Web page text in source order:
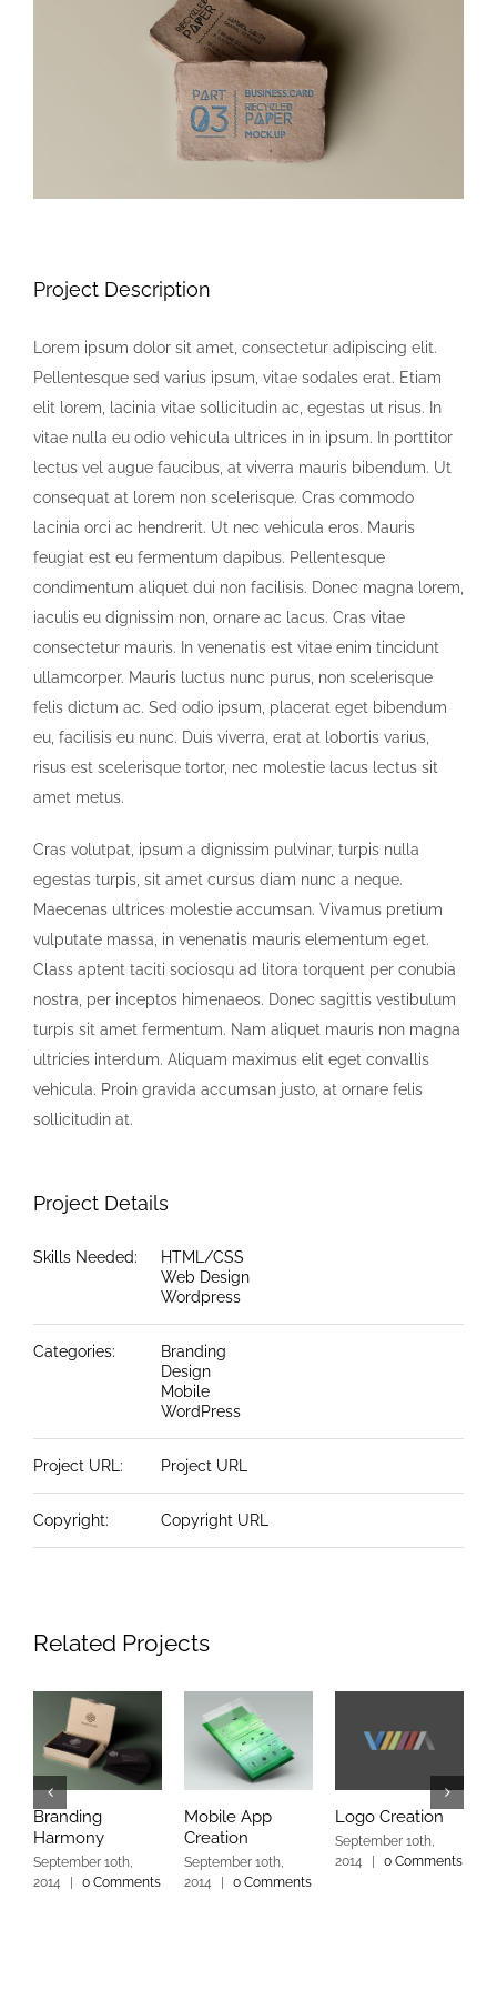
Project Description
Lorem ipsum dolor sit amet, consectetur adipiscing elit.
Pellentesque sed varius ipsum, vitae sodales erat. Etiam
elit lorem, lacinia vitae sollicitudin ac, egestas ut risus. In
vitae nulla eu odio vehicula ultrices in in ipsum. In porttitor
lectus vel augue faucibus, at viverra mauris bibendum. Ut
consequat at lorem non scelerisque. Cras commodo
lacinia orci ac hendrerit. Ut nec vehicula eros. Mauris
feugiat est eu fermentum dapibus. Pellentesque
condimentum aliquet dui non facilisis. Donec magna lorem,
iaculis eu dignissim non, ornare ac lacus. Cras vitae
consectetur mauris. In venenatis est vitae enim tincidunt
ullamcorper. Mauris luctus nunc purus, non scelerisque
felis dictum ac. Sed odio ipsum, placerat eget bibendum
eu, facilisis eu nunc. Duis viverra, erat at lobortis varius,
risus est scelerisque tortor, nec molestie lacus lectus sit
amet metus.
Cras volutpat, ipsum a dignissim pulvinar, turpis nulla
egestas turpis, sit amet cursus diam nunc a neque.
Maecenas ultrices molestie accumsan. Vivamus pretium
vulputate massa, in venenatis mauris elementum eget.
Class aptent taciti sociosqu ad litora torquent per conubia
nostra, per inceptos himenaeos. Donec sagittis vestibulum
turpis sit amet fermentum. Nam aliquet mauris non magna
ultricies interdum. Aliquam maximus elit eget convallis
vehicula. Proin gravida accumsan justo, at ornare felis
sollicitudin at.
Project Details
Skills Needed:
HTML/CSS
Web Design
Wordpress
Categories:
Branding
Design
Mobile
WordPress
Project URL: Project URL
Copyright: Copyright URL
Related Projects
Branding
Harmony
September 10th,
2014
0 Comments
Mobile App
Creation
September 10th,
2014
0 Comments
Logo Creation
September 10th,
2014
0 Comments